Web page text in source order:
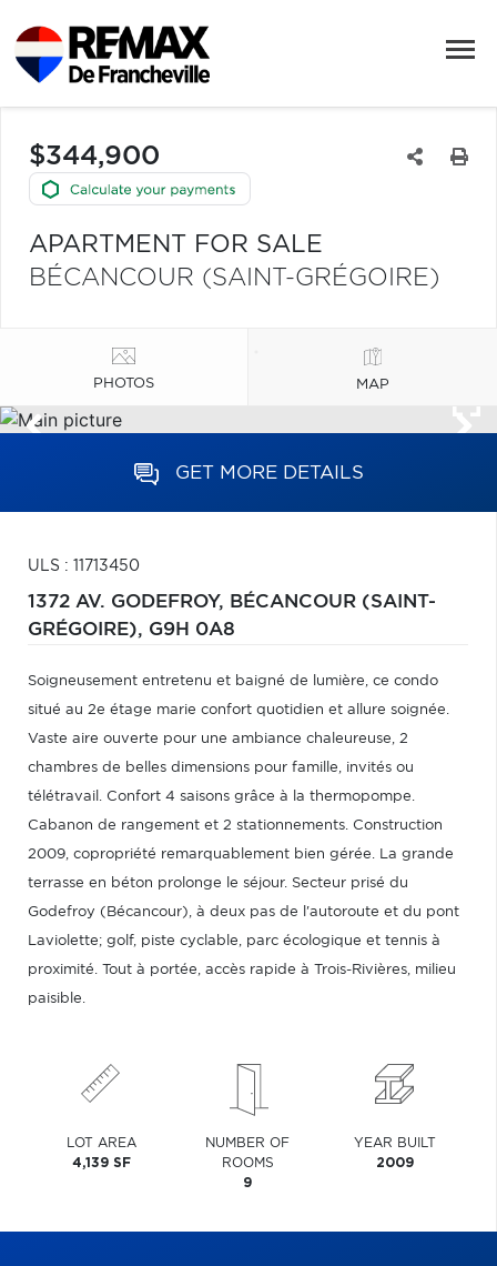
$344,900
APARTMENT FOR SALE
BÉCANCOUR (SAINT-GRÉGOIRE)
PHOTOS MAP
GET MORE DETAILS
ULS : 11713450
1372 AV. GODEFROY, BÉCANCOUR (SAINT-
GRÉGOIRE), G9H 0A8
Soigneusement entretenu et baigné de lumière, ce condo
situé au 2e étage marie confort quotidien et allure soignée.
Vaste aire ouverte pour une ambiance chaleureuse, 2
chambres de belles dimensions pour famille, invités ou
télétravail. Confort 4 saisons grâce à la thermopompe.
Cabanon de rangement et 2 stationnements. Construction
2009, copropriété remarquablement bien gérée. La grande
terrasse en béton prolonge le séjour. Secteur prisé du
Godefroy (Bécancour), à deux pas de l'autoroute et du pont
Laviolette; golf, piste cyclable, parc écologique et tennis à
proximité. Tout à portée, accès rapide à Trois-Rivières, milieu
paisible.
LOT AREA
4,139 SF
NUMBER OF
ROOMS
9
YEAR BUILT
2009